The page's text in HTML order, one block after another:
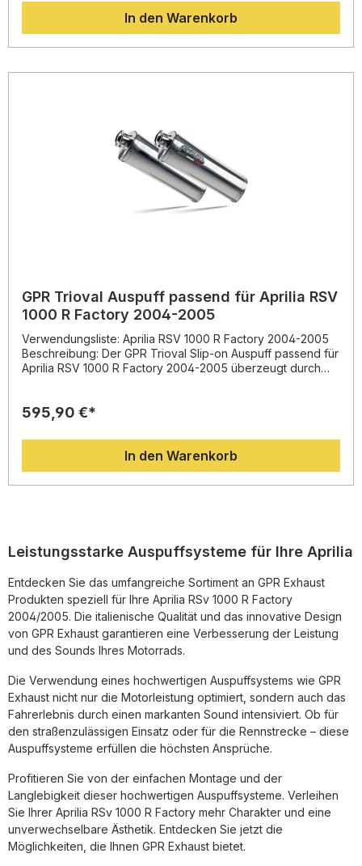
Gleichzeitig wird das Fahrzeuggewicht im Vergleich zur
Serienanlage erheblich reduziert. Sie profitieren von einem
satten, sportlichen Klang und einer präzisen Passform. Die
Anlage wird nach hohen Qualitätsstandards in Italien
Straßenverkehr). Dank des Plug-and-Play-Designs ist die
Dual-homologiert für den legalen Straßenbetrieb Plug-and-
Play Montage ohne zusätzliche Anpassungen Hergestellt in
Italien – hohe Fertigungsqualität Lieferumfang: GPR Furore
In den Warenkorb
GPR Trioval Auspuff passend für Aprilia RSV
1000 R Factory 2004-2005
Verwendungsliste: Aprilia RSV 1000 R Factory 2004-2005
Beschreibung: Der GPR Trioval Slip-on Auspuff passend für
Aprilia RSV 1000 R Factory 2004-2005 überzeugt durch
stammt aus der langjährigen Erfahrung von GPR in der
Auspuffsystem, das nicht nur optisch überzeugt, sondern
auch Drehmoment und Leistung erhöht – für ein
dynamischeres Fahrerlebnis. Zusätzlich profitieren Sie von
einer deutlichen Gewichtseinsparung im Vergleich zur
db-Killer ist herausnehmbar, sodass Sie den Klang
individuell anpassen können. GPR Produkte werden in
Qualitätsstandards (DIN-zertifiziert) hergestellt. Die
Montage erfolgt nach dem Plug-and-Play-Prinzip, eine
Installation durch eine Fachwerkstatt wird empfohlen, um
die optimale Passform und Funktion sicherzustellen. Dual
homologierter Slip-on Auspuff mit herausnehmbaren db-
Killern Leistungs- und Drehmomentsteigerung bei
sportlichem Klang Leichtbauweise für verbesserte
Gewichtsverteilung Italienisches Design und hohe
Fertigungsqualität Plug-and-Play Montage, empfohlen
durch Fachwerkstatt Lieferumfang: 1x GPR Trioval Slip-on
Auspuffanlage (Dual homologated) 2x Herausnehmbare
db-Killer 1x Satz Verbindungsrohre (Link Pipes)
Montageanleitung
595,90 €*
In den Warenkorb
Leistungsstarke Auspuffsysteme für Ihre Aprilia
Entdecken Sie das umfangreiche Sortiment an GPR Exhaust
Produkten speziell für Ihre Aprilia RSv 1000 R Factory
2004/2005. Die italienische Qualität und das innovative Design
von GPR Exhaust garantieren eine Verbesserung der Leistung
und des Sounds Ihres Motorrads.
Die Verwendung eines hochwertigen Auspuffsystems wie GPR
Exhaust nicht nur die Motorleistung optimiert, sondern auch das
Fahrerlebnis durch einen markanten Sound intensiviert. Ob für
den straßenzulässigen Einsatz oder für die Rennstrecke – diese
Auspuffsysteme erfüllen die höchsten Ansprüche.
Profitieren Sie von der einfachen Montage und der
Langlebigkeit dieser hochwertigen Auspuffsysteme. Verleihen
Sie Ihrer Aprilia RSv 1000 R Factory mehr Charakter und eine
unverwechselbare Ästhetik. Entdecken Sie jetzt die
Möglichkeiten, die Ihnen GPR Exhaust bietet.